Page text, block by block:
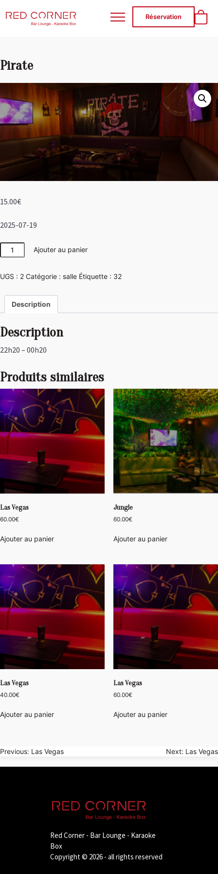
RED CORNER
Réservation
Pirate
15.00€
2025-07-19
quantité
de
Ajouter au panier
UGS : 2 Catégorie : salle Étiquette : 32
Description
Description
22h20 – 00h20
Produits similaires
Las Vegas
60.00€
Ajouter au panier
Jungle
60.00€
Ajouter au panier
Las Vegas
40.00€
Ajouter au panier
Las Vegas
60.00€
Ajouter au panier
Navigation
de
Previous: Las Vegas Next: Las Vegas
Red Corner - Bar Lounge - Karaoke
Box
Copyright © 2026 - all rights reserved